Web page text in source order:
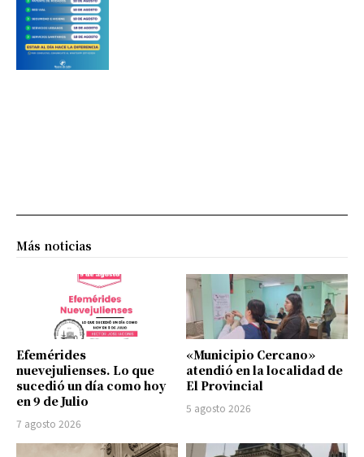
Más noticias
Efemérides
nuevejulienses. Lo que
sucedió un día como hoy
en 9 de Julio
7 agosto 2026
«Municipio Cercano»
atendió en la localidad de
El Provincial
5 agosto 2026